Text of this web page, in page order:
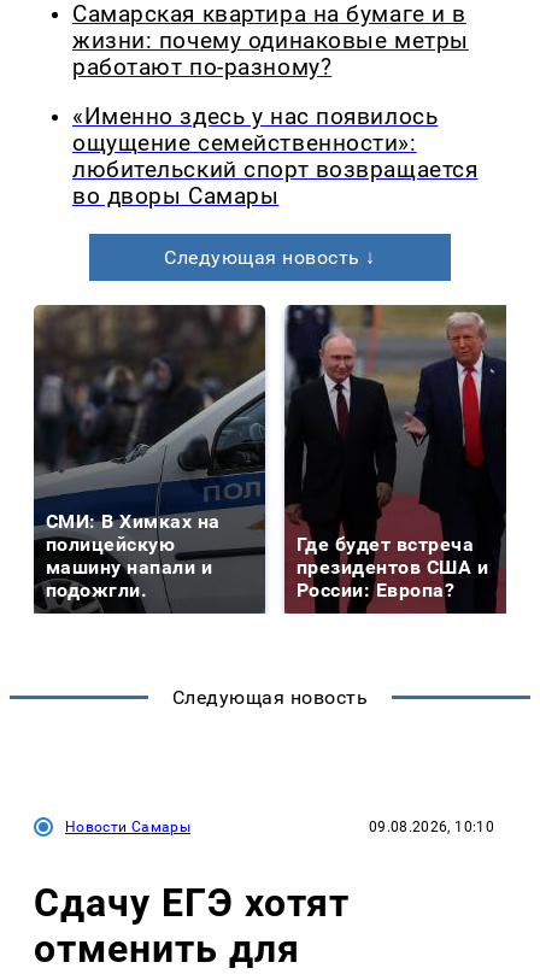
Самарская квартира на бумаге и в
жизни: почему одинаковые метры
работают по-разному?
«Именно здесь у нас появилось
ощущение семейственности»:
любительский спорт возвращается
во дворы Самары
Следующая новость ↓
СМИ: В Химках на
полицейскую
машину напали и
подожгли.
Где будет встреча
президентов США и
России: Европа?
Следующая новость
Новости Самары 09.08.2026, 10:10
Сдачу ЕГЭ хотят
отменить для